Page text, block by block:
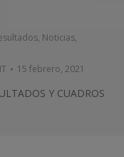
, Noticias,
15 febrero, 2021
Y CUADROS